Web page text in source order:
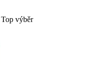
Top výběr